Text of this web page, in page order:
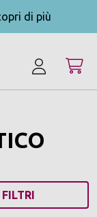
di più
FILTRI